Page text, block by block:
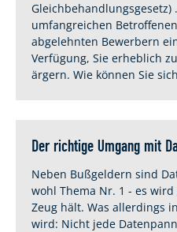
umfangreichen
abgelehnten Bewerbern
Verfügung, Sie erheblich
ärgern. Wie können Sie
Der richtige Umgang mit
Neben Bußgeldern sind
wohl Thema Nr. 1 - es
Zeug hält. Was allerdings
wird: Nicht jede